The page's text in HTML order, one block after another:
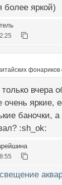
более яркой)
фонариков
вчера
яркие,
баночки,
:sh_ok: